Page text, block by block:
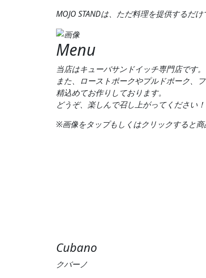
MOJO STANDは、ただ料理を提供するだ
Menu
当店はキューバサンドイッチ専門店です
また、ローストポークやプルドポーク、
精込めてお作りしております。
どうぞ、楽しんで召し上がってください！
※画像をタップもしくはクリックすると商
Cubano
クバーノ